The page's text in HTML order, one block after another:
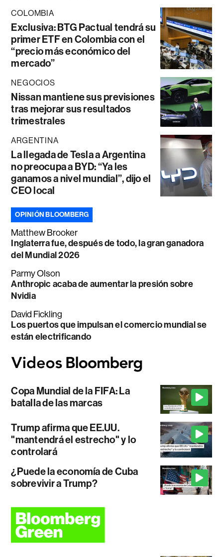
COLOMBIA
Exclusiva: BTG Pactual tendrá su
primer ETF en Colombia con el
“precio más económico del
mercado”
NEGOCIOS
Nissan mantiene sus previsiones
tras mejorar sus resultados
trimestrales
ARGENTINA
La llegada de Tesla a Argentina
no preocupa a BYD: “Ya les
ganamos a nivel mundial”, dijo el
CEO local
OPINIÓN BLOOMBERG
Matthew Brooker
Inglaterra fue, después de todo, la gran ganadora
del Mundial 2026
Parmy Olson
Anthropic acaba de aumentar la presión sobre
Nvidia
David Fickling
Los puertos que impulsan el comercio mundial se
están electrificando
Copa Mundial de la FIFA: La
batalla de las marcas
Trump afirma que EE.UU.
"mantendrá el estrecho" y lo
controlará
¿Puede la economía de Cuba
sobrevivir a Trump?